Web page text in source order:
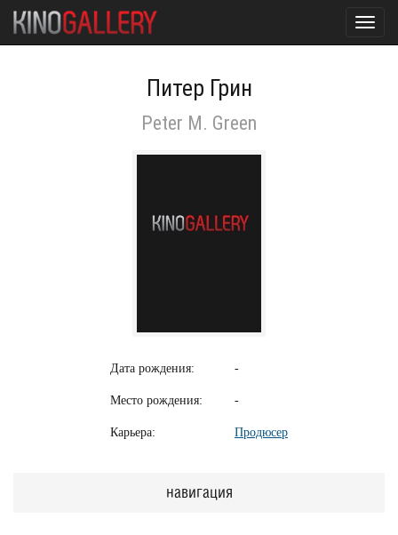
Питер Грин
Peter M. Green
Дата рождения: -
Место рождения: -
Карьера: Продюсер
навигация